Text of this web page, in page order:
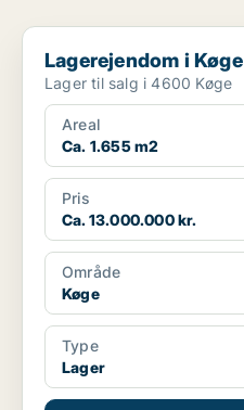
Lagerejendom i Køge
Lagerejendom i Køge
Lager til salg i 4600 Køge
Areal
Ca. 1.655 m2
Pris
Ca. 13.000.000 kr.
Område
Køge
Type
Lager